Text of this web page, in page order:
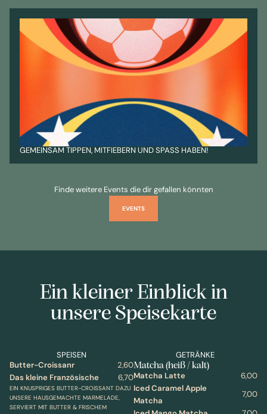
GEMEINSAM TIPPEN, MITFIEBERN UND SPASS HABEN!
Finde weitere Events die dir gefallen könnten
EVENTS
Ein kleiner Einblick in
unsere Speisekarte
SPEISEN
Butter-Croissanr
2,60
Das kleine Französische
6,70
EIN KNUSPRIGES BUTTER-CROISSANT DAZU
UNSERE HAUSGEMACHTE MARMELADE,
SERVIERT MIT BUTTER & FRISCHEM
GETRÄNKE
Matcha (heiß / kalt)
Matcha Latte
6,00
Iced Caramel Apple
Matcha
7,00